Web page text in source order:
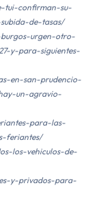
tui-confirman-su-
de-tasas/
urgen-otro-
y-para-siguientes-
en-san-prudencio-
un-agravio-
para-las-
feriantes/
los-vehiculos-de-
y-privados-para-